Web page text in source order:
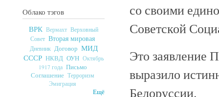
Облако тэгов
ВРК Вермахт Верховный
Совет Вторая мировая
Дневник Договор МИД
СССР НКВД ОУН Октябрь
1917 года Письмо
Соглашение Терроризм
Эмиграция
Ещё
со своими
Советской
Это заявление
выразило
Белоруссии.